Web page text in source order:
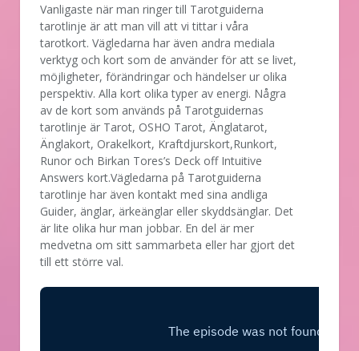
Vanligaste när man ringer till Tarotguiderna
tarotlinje är att man vill att vi tittar i våra
tarotkort. Vägledarna har även andra mediala
verktyg och kort som de använder för att se livet,
möjligheter, förändringar och händelser ur olika
perspektiv. Alla kort olika typer av energi. Några
av de kort som används på Tarotguidernas
tarotlinje är Tarot, OSHO Tarot, Änglatarot,
Änglakort, Orakelkort, Kraftdjurskort,Runkort,
Runor och Birkan Tores’s Deck off Intuitive
Answers kort.Vägledarna på Tarotguiderna
tarotlinje har även kontakt med sina andliga
Guider, änglar, ärkeänglar eller skyddsänglar. Det
är lite olika hur man jobbar. En del är mer
medvetna om sitt sammarbeta eller har gjort det
till ett större val.